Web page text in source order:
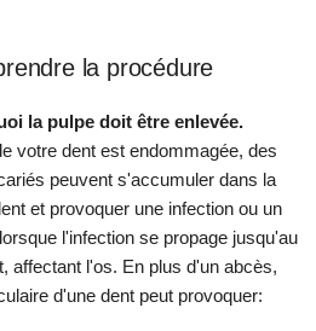
la procédure
la pulpe doit être enlevée.
votre dent est endommagée, des
peuvent s'accumuler dans la
et provoquer une infection ou un
l'infection se propage jusqu'au
affectant l'os. En plus d'un abcès,
d'une dent peut provoquer: